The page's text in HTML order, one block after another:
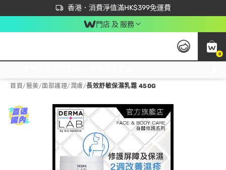
香港．消費淨值滿HK$399免運費
立即成為易賞錢會員盡享獨家優惠
首次APP下單買滿$450 輸入 NEWAPP 即減$50
門店 及 服務
0
首頁/醫美/面部護理/潤膚/長效舒敏保濕乳霜 450G